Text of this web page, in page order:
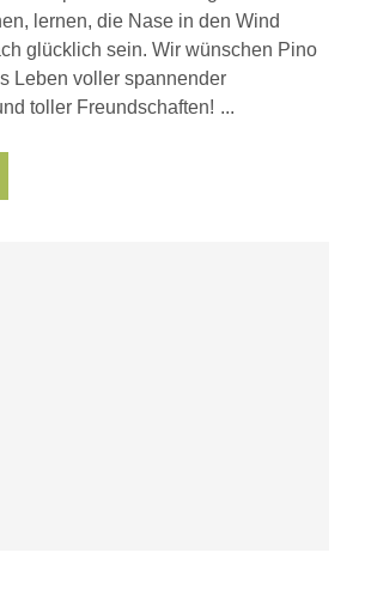
lernen, die Nase in den Wind
glücklich sein. Wir wünschen Pino
Leben voller spannender
toller Freundschaften!